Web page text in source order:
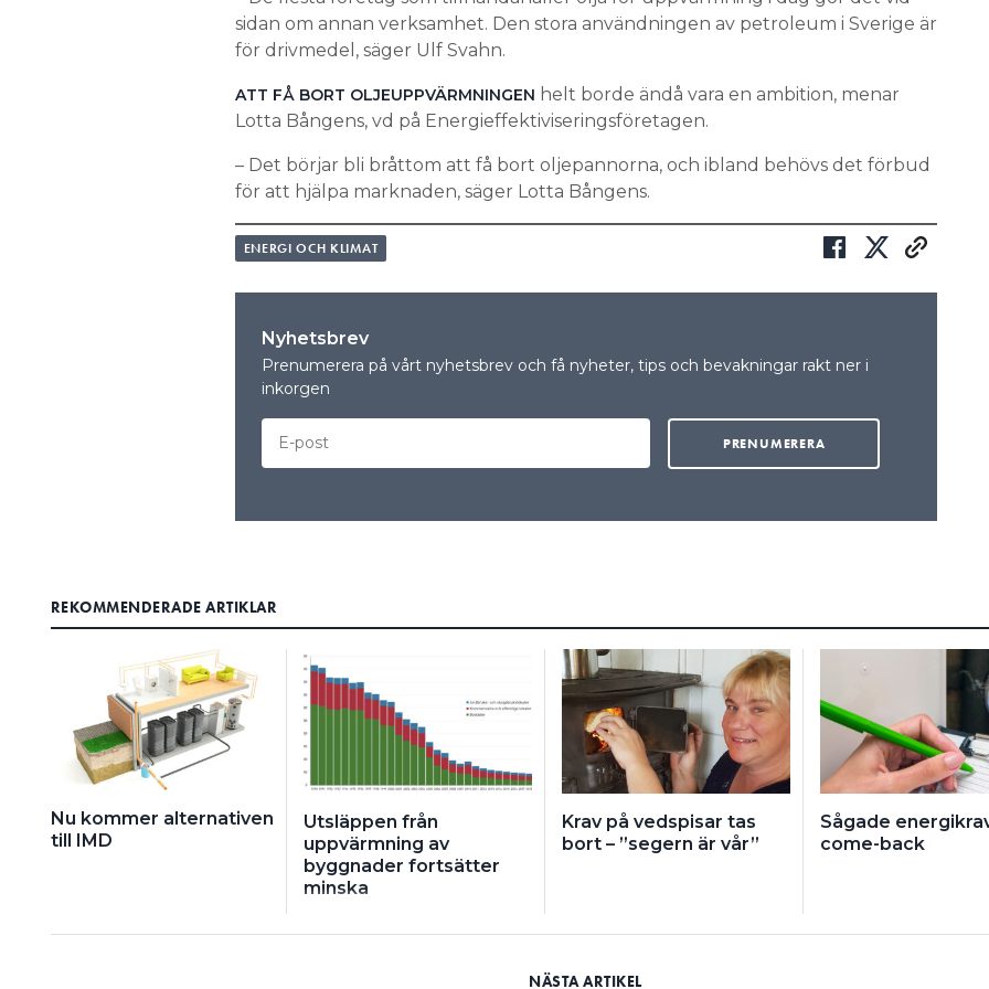
sidan om annan verksamhet. Den stora användningen av petroleum i Sverige är
för drivmedel, säger Ulf Svahn.
ATT FÅ BORT OLJEUPPVÄRMNINGEN helt borde ändå vara en ambition, menar
Lotta Bångens, vd på Energieffektiviseringsföretagen.
– Det börjar bli bråttom att få bort oljepannorna, och ibland behövs det förbud
för att hjälpa marknaden, säger Lotta Bångens.
ENERGI OCH KLIMAT
Nyhetsbrev
Prenumerera på vårt nyhetsbrev och få nyheter, tips och bevakningar rakt ner i
inkorgen
REKOMMENDERADE ARTIKLAR
Nu kommer alternativen
till IMD
Utsläppen från
uppvärmning av
byggnader fortsätter
minska
Krav på vedspisar tas
bort – ”segern är vår”
Sågade
come-back